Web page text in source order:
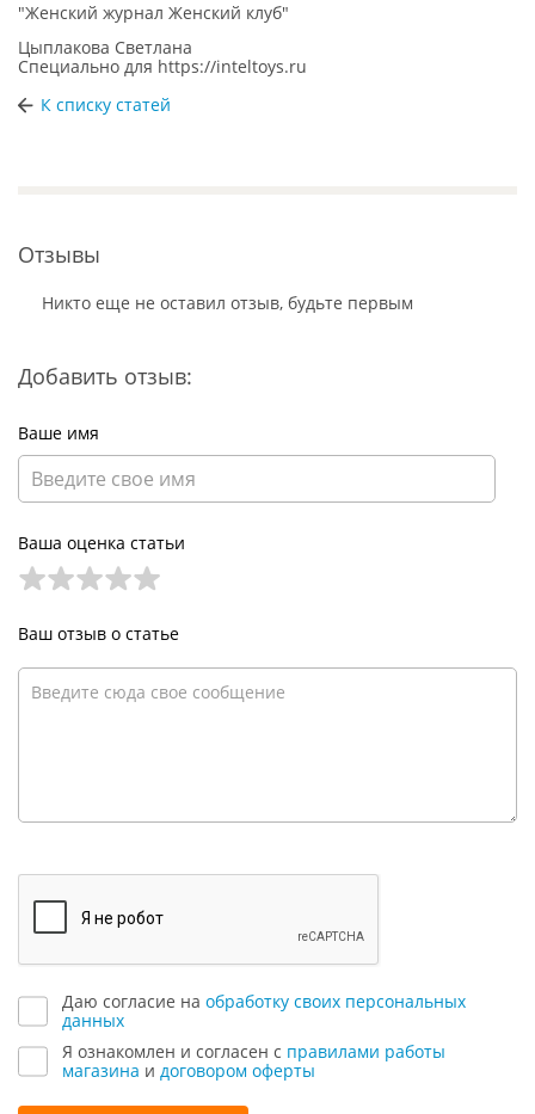
"Женский журнал Женский клуб"
Цыплакова Светлана
Специально для https://inteltoys.ru
К списку статей
Отзывы
Никто еще не оставил отзыв, будьте первым
Добавить отзыв:
Ваше имя
Ваша оценка статьи
Ваш отзыв о статье
Даю согласие на обработку своих персональных
данных
Я ознакомлен и согласен с правилами работы
магазина и договором оферты